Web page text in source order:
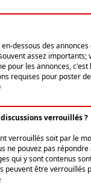
dessous des
assez importants;
pour les annonces,
requises pour poster
verrouillés ?
verrouillés soit par le
ne pouvez pas
qui y sont contenus
peuvent être verrouillés